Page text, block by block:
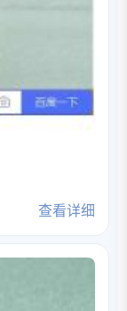
查看详细